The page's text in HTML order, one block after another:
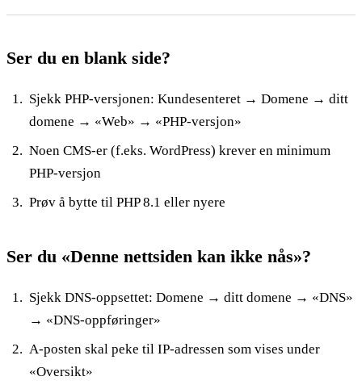
Ser du en blank side?
Sjekk PHP-versjonen: Kundesenteret → Domene → ditt
domene → «Web» → «PHP-versjon»
Noen CMS-er (f.eks. WordPress) krever en minimum
PHP-versjon
Prøv å bytte til PHP 8.1 eller nyere
Ser du «Denne nettsiden kan ikke nås»?
Sjekk DNS-oppsettet: Domene → ditt domene → «DNS»
→ «DNS-oppføringer»
A-posten skal peke til IP-adressen som vises under
«Oversikt»